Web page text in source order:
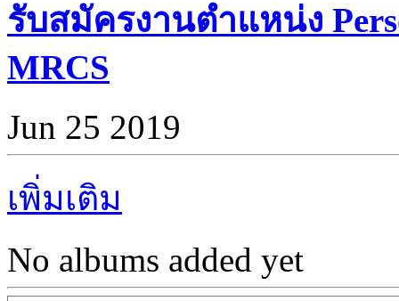
รับสมัครงานตำแหน่ง
MRCS
Jun 25 2019
เพิ่มเติม
No albums added yet